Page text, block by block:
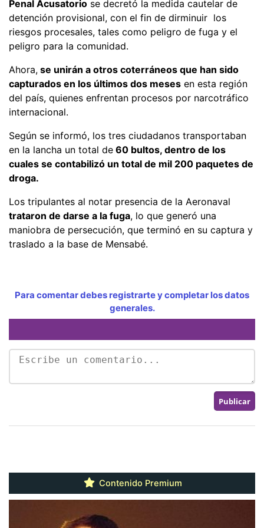
Penal Acusatorio se decretó la medida cautelar de
detención provisional, con el fin de dirminuir los
riesgos procesales, tales como peligro de fuga y el
peligro para la comunidad.
Ahora, se unirán a otros coterráneos que han sido
capturados en los últimos dos meses en esta región
del país, quienes enfrentan procesos por narcotráfico
internacional.
Según se informó, los tres ciudadanos transportaban
en la lancha un total de 60 bultos, dentro de los
cuales se contabilizó un total de mil 200 paquetes de
droga.
Los tripulantes al notar presencia de la Aeronaval
trataron de darse a la fuga, lo que generó una
maniobra de persecución, que terminó en su captura y
traslado a la base de Mensabé.
Para comentar debes registrarte y completar los datos
generales.
Contenido Premium